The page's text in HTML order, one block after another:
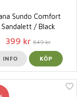
Sundo Comfort
Sandalett / Black
399 kr 649 kr
INFO KÖP